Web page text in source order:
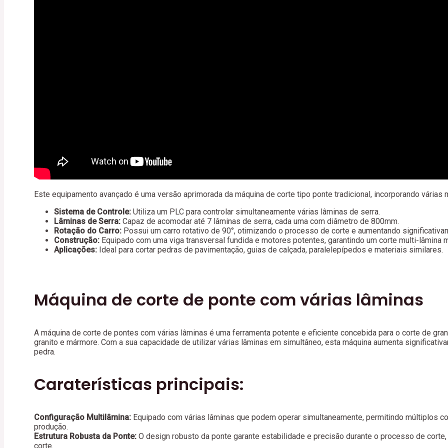
Este equipamento avançado é uma versão aprimorada da máquina de corte tipo ponte tradicional, incorporando várias
Sistema de Controle: Utiliza um PLC para controlar simultaneamente várias lâminas de serra.
Lâminas de Serra: Capaz de acomodar até 7 lâminas de serra, cada uma com diâmetro de 800mm.
Rotação do Carro: Possui um carro rotativo de 90°, otimizando o processo de corte e aumentando
Construção: Equipado com uma viga transversal fundida e motores potentes, garantindo um corte multi-lâmina
Aplicações: Ideal para cortar pedras de pavimentação, guias de calçada, paralelepípedos e materiais similares.
Máquina de corte de ponte com várias lâminas
A máquina de corte de pontes com várias lâminas é uma ferramenta potente e eficiente concebida para o corte de
granito e mármore. Com a sua capacidade de utilizar várias lâminas em simultâneo, esta máquina aumenta
pedra.
Caraterísticas principais:
Configuração Multilâmina: Equipado com várias lâminas que podem operar simultaneamente, permitindo múltiplos
produção.
Estrutura Robusta da Ponte: O design robusto da ponte garante estabilidade e precisão durante o processo de
corte.